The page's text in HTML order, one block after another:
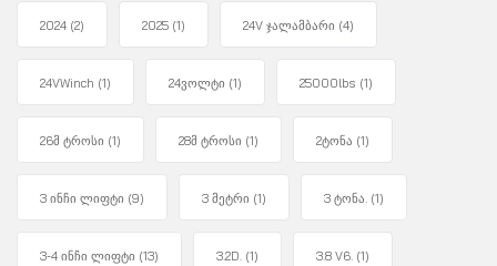
2024 (2) 2025 (1) 24V ჯალამბარი (4)
24VWinch (1) 24ვოლტი (1) 25000lbs (1)
26მ ტროსი (1) 28მ ტროსი (1) 2ტონა (1)
3 ინჩი ლიფტი (9) 3 მეტრი (1) 3 ტონა. (1)
3-4 ინჩი ლიფტი (13) 3.2D. (1) 3.8 V6. (1)